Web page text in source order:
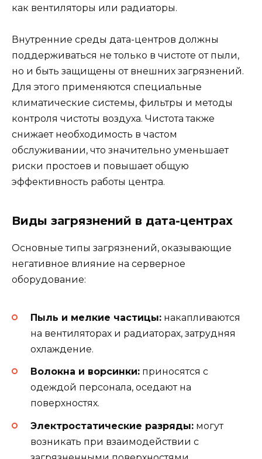
как вентиляторы или радиаторы.
Внутренние среды дата-центров должны
поддерживаться не только в чистоте от пыли,
но и быть защищены от внешних загрязнений.
Для этого применяются специальные
климатические системы, фильтры и методы
контроля чистоты воздуха. Чистота также
снижает необходимость в частом
обслуживании, что значительно уменьшает
риски простоев и повышает общую
эффективность работы центра.
Виды загрязнений в дата-центрах
Основные типы загрязнений, оказывающие
негативное влияние на серверное
оборудование:
Пыль и мелкие частицы: накапливаются
на вентиляторах и радиаторах, затрудняя
охлаждение.
Волокна и ворсинки: приносятся с
одеждой персонала, оседают на
поверхностях.
Электростатические разряды: могут
возникать при взаимодействии с